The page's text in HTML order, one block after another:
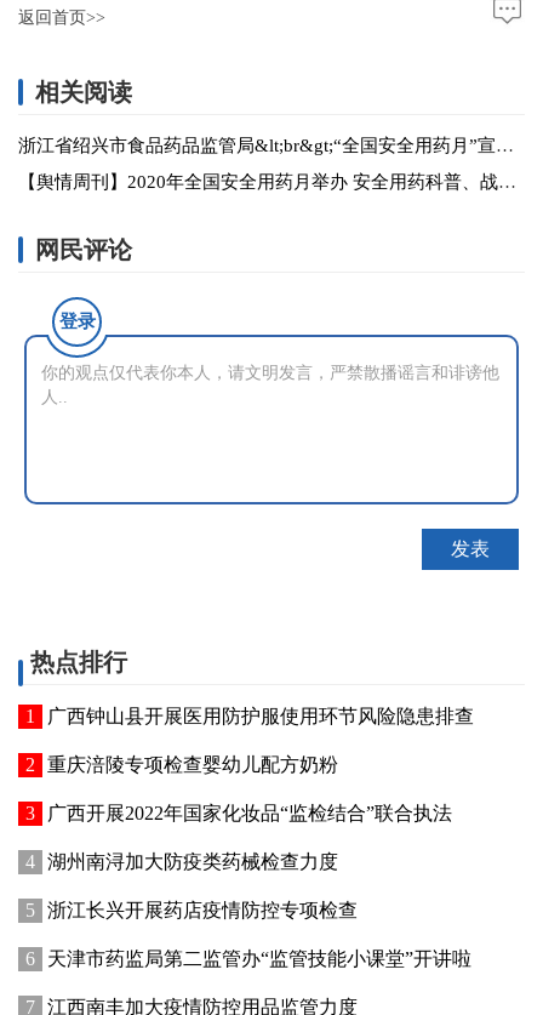
返回首页>>
相关阅读
浙江省绍兴市食品药品监管局&lt;br&gt;“全国安全用药月”宣传活动卓有成效
【舆情周刊】2020年全国安全用药月举办 安全用药科普、战疫成果展示很“吸睛”
网民评论
登录
热点排行
广西钟山县开展医用防护服使用环节风险隐患排查
重庆涪陵专项检查婴幼儿配方奶粉
广西开展2022年国家化妆品“监检结合”联合执法
湖州南浔加大防疫类药械检查力度
浙江长兴开展药店疫情防控专项检查
天津市药监局第二监管办“监管技能小课堂”开讲啦
江西南丰加大疫情防控用品监管力度